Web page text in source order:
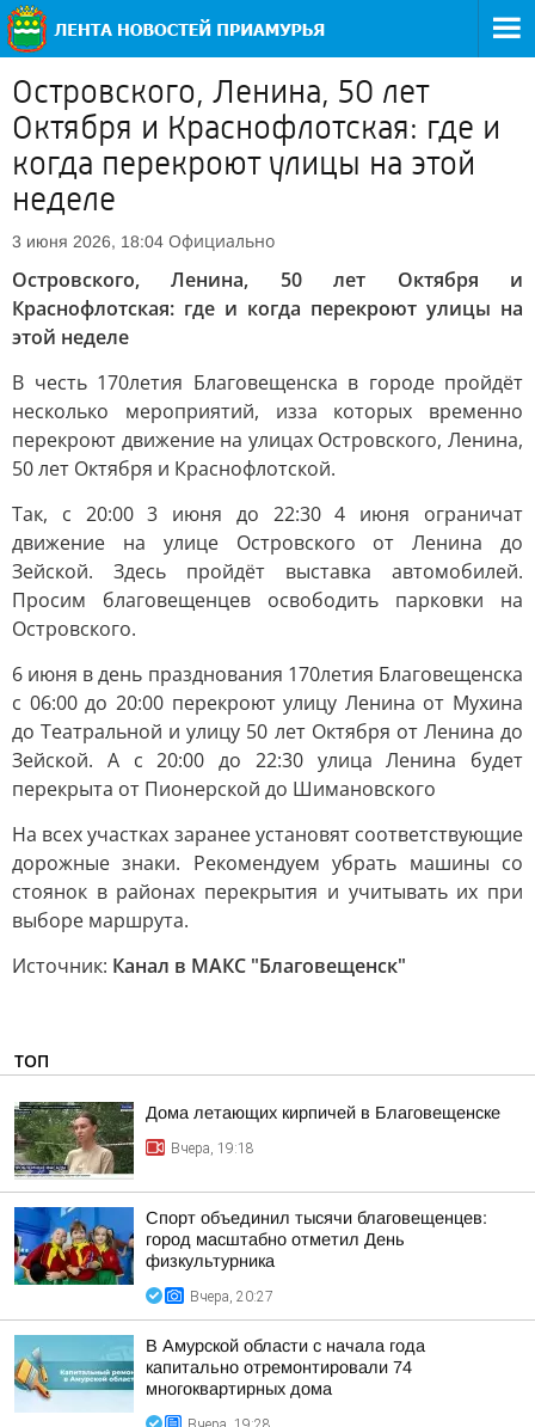
Островского, Ленина, 50 лет
Октября и Краснофлотская: где и
когда перекроют улицы на этой
неделе
3 июня 2026, 18:04 Официально
Островского, Ленина, 50 лет Октября и
Краснофлотская: где и когда перекроют улицы на
этой неделе
В честь 170летия Благовещенска в городе пройдёт
несколько мероприятий, изза которых временно
перекроют движение на улицах Островского, Ленина,
50 лет Октября и Краснофлотской.
Так, с 20:00 3 июня до 22:30 4 июня ограничат
движение на улице Островского от Ленина до
Зейской. Здесь пройдёт выставка автомобилей.
Просим благовещенцев освободить парковки на
Островского.
6 июня в день празднования 170летия Благовещенска
с 06:00 до 20:00 перекроют улицу Ленина от Мухина
до Театральной и улицу 50 лет Октября от Ленина до
Зейской. А с 20:00 до 22:30 улица Ленина будет
перекрыта от Пионерской до Шимановского
На всех участках заранее установят соответствующие
дорожные знаки. Рекомендуем убрать машины со
стоянок в районах перекрытия и учитывать их при
выборе маршрута.
Источник: Канал в МАКС "Благовещенск"
ТОП
Дома летающих кирпичей в Благовещенске
Вчера, 19:18
Спорт объединил тысячи благовещенцев:
город масштабно отметил День
физкультурника
Вчера, 20:27
В Амурской области с начала года
капитально отремонтировали 74
многоквартирных дома